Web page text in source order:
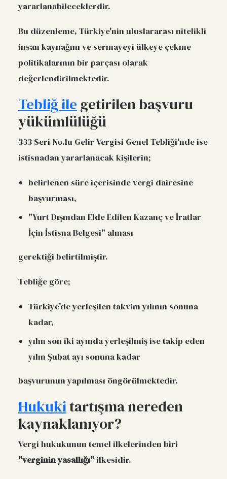
yararlanabileceklerdir.
Bu düzenleme, Türkiye'nin uluslararası nitelikli
insan kaynağını ve sermayeyi ülkeye çekme
politikalarının bir parçası olarak
değerlendirilmektedir.
Tebliğ ile getirilen başvuru
yükümlülüğü
333 Seri No.lu Gelir Vergisi Genel Tebliği'nde ise
istisnadan yararlanacak kişilerin;
belirlenen süre içerisinde vergi dairesine
başvurması,
"Yurt Dışından Elde Edilen Kazanç ve İratlar
İçin İstisna Belgesi" alması
gerektiği belirtilmiştir.
Tebliğe göre;
Türkiye'de yerleşilen takvim yılının sonuna
kadar,
yılın son iki ayında yerleşilmiş ise takip eden
yılın Şubat ayı sonuna kadar
başvurunun yapılması öngörülmektedir.
Hukukitartışma nereden
kaynaklanıyor?
Vergi hukukunun temel ilkelerinden biri
"verginin yasallığı"ilkesidir.